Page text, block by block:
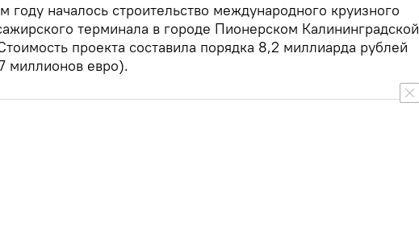
году началось строительство международного круизного
терминала в городе Пионерском Калининградской
проекта составила порядка 8,2 миллиарда рублей
миллионов евро).